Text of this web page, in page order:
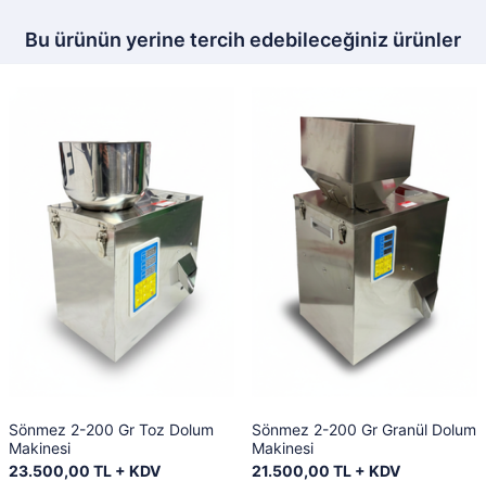
Bu ürünün yerine tercih edebileceğiniz ürünler
Sönmez 2-200 Gr Toz Dolum
Makinesi
23.500,00 TL + KDV
Sönmez 2-200 Gr Granül Dolum
Makinesi
21.500,00 TL + KDV